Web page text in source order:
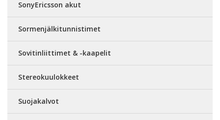
SonyEricsson akut
Sormenjälkitunnistimet
Sovitinliittimet & -kaapelit
Stereokuulokkeet
Suojakalvot